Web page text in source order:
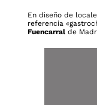
En diseño de
referencia
Fuencarral de